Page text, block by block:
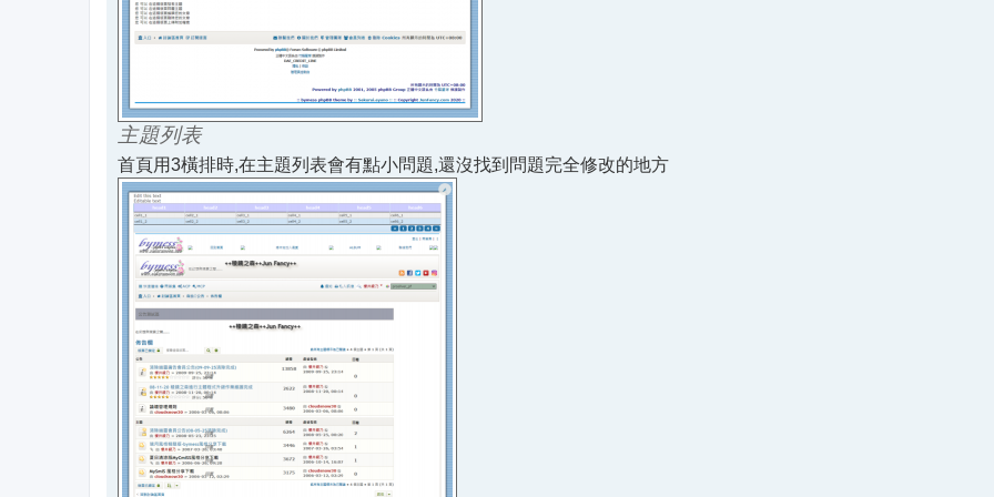
主題列表
首頁用3橫排時,在主題列表會有點小問題,還沒找到問題完全修改的地方